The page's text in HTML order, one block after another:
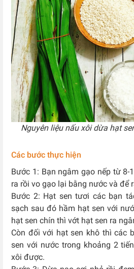
Nguyên liệu nấu xôi dừa hạt
Các bước thực hiện
Bước 1: Bạn ngâm gạo nếp từ
ra rồi vo gạo lại bằng nước và để
Bước 2: Hạt sen tươi các bạn
sạch sau đó hầm hạt sen với
hạt sen chín thì vớt hạt sen ra
Còn đối với hạt sen khô thì các
sen với nước trong khoảng 2
xôi được.